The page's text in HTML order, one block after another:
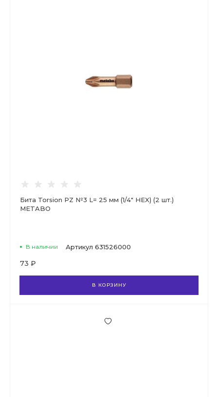
Бита Torsion PZ №3 L= 25 мм (1/4" HEX) (2 шт.)
METABO
В наличии Артикул 631526000
73 ₽
В КОРЗИНУ